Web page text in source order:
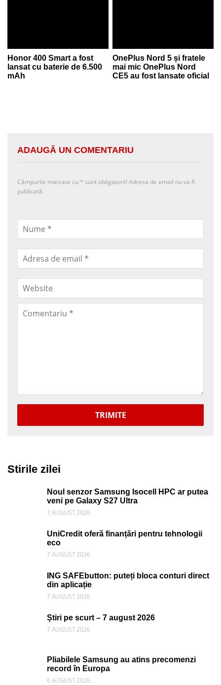
Honor 400 Smart a fost
lansat cu baterie de 6.500
mAh
OnePlus Nord 5 și fratele
mai mic OnePlus Nord
CE5 au fost lansate oficial
ADAUGĂ UN COMENTARIU
Câmpurile marcate cu * sunt obligatorii! Adresa de email nu va fi
publicată.
TRIMITE
Stirile zilei
Noul senzor Samsung Isocell HPC ar putea
veni pe Galaxy S27 Ultra
7 AUGUST 2026
UniCredit oferă finanțări pentru tehnologii
eco
7 AUGUST 2026
ING SAFEbutton: puteți bloca conturi direct
din aplicație
7 AUGUST 2026
Știri pe scurt – 7 august 2026
7 AUGUST 2026
Pliabilele Samsung au atins precomenzi
record în Europa
6 AUGUST 2026